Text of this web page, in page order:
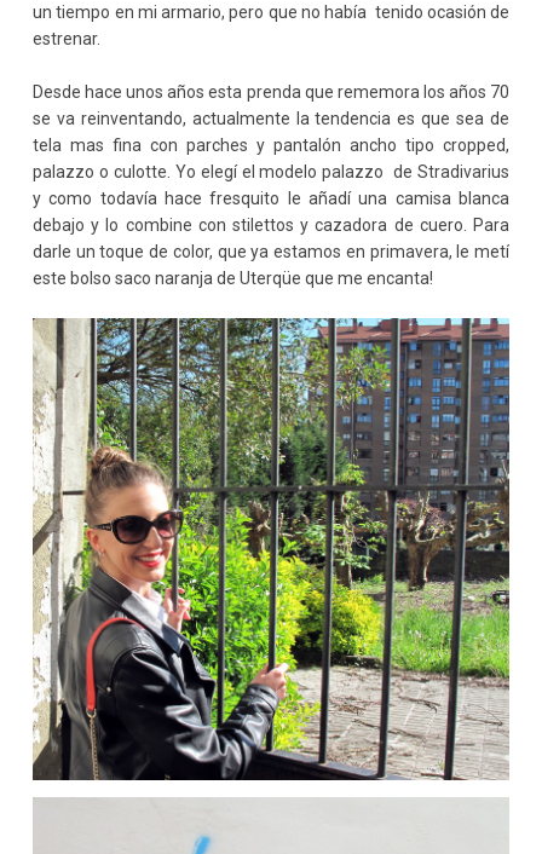
un tiempo en mi armario, pero que no había tenido ocasión de
estrenar.
Desde hace unos años esta prenda que rememora los años 70
se va reinventando, actualmente la tendencia es que sea de
tela mas fina con parches y pantalón ancho tipo cropped,
palazzo o culotte. Yo elegí el modelo palazzo de Stradivarius
y como todavía hace fresquito le añadí una camisa blanca
debajo y lo combine con stilettos y cazadora de cuero. Para
darle un toque de color, que ya estamos en primavera, le metí
este bolso saco naranja de Uterqüe que me encanta!